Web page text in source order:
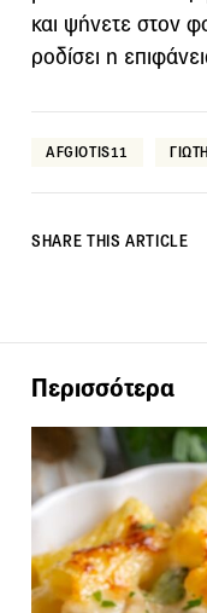
και ψήνετε στον
ροδίσει η
AFGIOTIS11
SHARE THIS ARTICLE
Περισσότερα